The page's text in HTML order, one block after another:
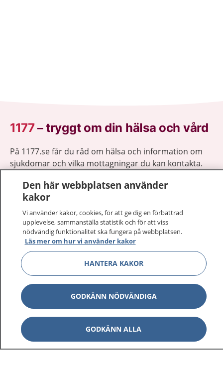
1177–tryggt om din hälsa och vård
På 1177.se får du råd om hälsa och information om
sjukdomar och vilka mottagningar du kan kontakta.
vårdärenden. Ring telefonnummer 1177 för
sjukvårdsrådgivning dygnet runt.
1177 ger dig råd när du vill må bättre.
1177 på flera språk Visa
Om 1177 Visa
Kontakt Visa
Den här webbplatsen använder
kakor
Vi använder kakor, cookies, för att ge dig en förbättrad
upplevelse, sammanställa statistik och för att viss
nödvändig funktionalitet ska fungera på webbplatsen.
Läs mer om hur vi använder kakor
HANTERA KAKOR
GODKÄNN NÖDVÄNDIGA
GODKÄNN ALLA